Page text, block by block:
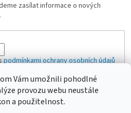
Vám umožnili pohodlné
provozu webu neustále
a použitelnost.
zasílat informace o nových
podmínkami ochrany osobních údajů